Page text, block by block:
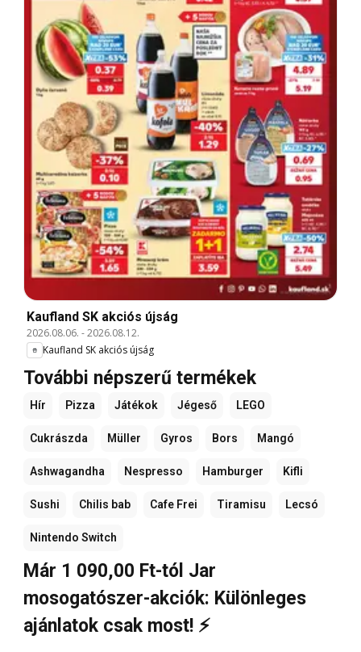
Kaufland SK akciós újság
2026.08.06. -2026.08.12.
Kaufland SK akciós újság
További népszerű termékek
Hír Pizza Játékok Jégeső LEGO
Cukrászda Müller Gyros Bors Mangó
Ashwagandha Nespresso Hamburger Kifli
Sushi Chilis bab Cafe Frei Tiramisu Lecsó
Nintendo Switch
Már 1 090,00 Ft-tól Jar
mosogatószer-akciók: Különleges
ajánlatok csak most! ⚡